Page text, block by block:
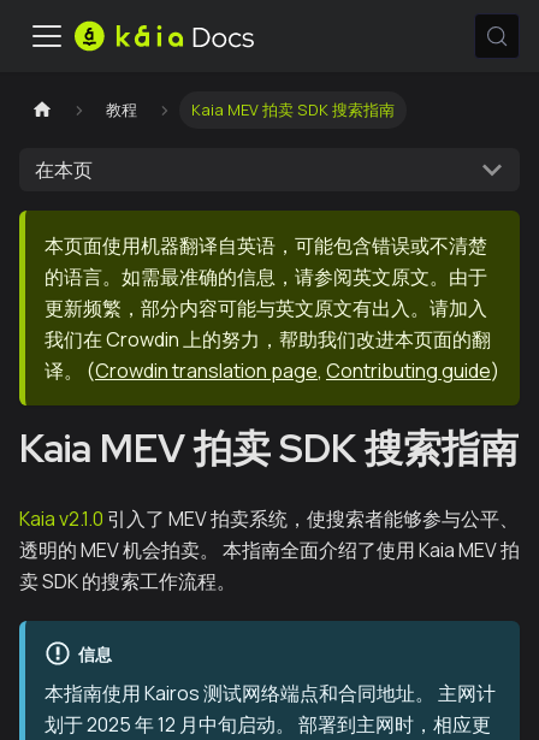
教程 Kaia MEV 拍卖 SDK 搜索指南
在本页
本页面使用机器翻译自英语，可能包含错误或不清楚
的语言。如需最准确的信息，请参阅英文原文。由于
更新频繁，部分内容可能与英文原文有出入。请加入
我们在 Crowdin 上的努力，帮助我们改进本页面的翻
译。
(Crowdin translation page, Contributing guide)
Kaia MEV 拍卖 SDK 搜索指南
Kaia v2.1.0 引入了 MEV 拍卖系统，使搜索者能够参与公平、
透明的 MEV 机会拍卖。 本指南全面介绍了使用 Kaia MEV 拍
卖 SDK 的搜索工作流程。
信息
本指南使用 Kairos 测试网络端点和合同地址。 主网计
划于 2025 年 12 月中旬启动。 部署到主网时，相应更